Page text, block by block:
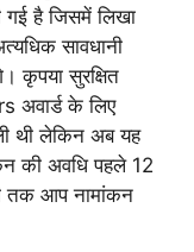
है जिसमें लिखा
सावधानी
कृपया सुरक्षित
अवार्ड के लिए
थी लेकिन अब यह
की अवधि पहले 12
तक आप नामांकन